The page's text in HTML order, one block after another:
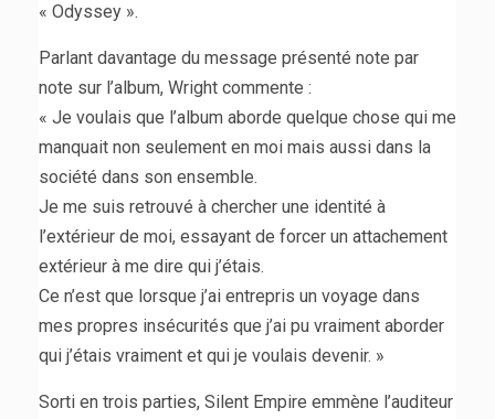
« Odyssey ».
Parlant davantage du message présenté note par
note sur l’album, Wright commente :
« Je voulais que l’album aborde quelque chose qui me
manquait non seulement en moi mais aussi dans la
société dans son ensemble.
Je me suis retrouvé à chercher une identité à
l’extérieur de moi, essayant de forcer un attachement
extérieur à me dire qui j’étais.
Ce n’est que lorsque j’ai entrepris un voyage dans
mes propres insécurités que j’ai pu vraiment aborder
qui j’étais vraiment et qui je voulais devenir. »
Sorti en trois parties, Silent Empire emmène l’auditeur